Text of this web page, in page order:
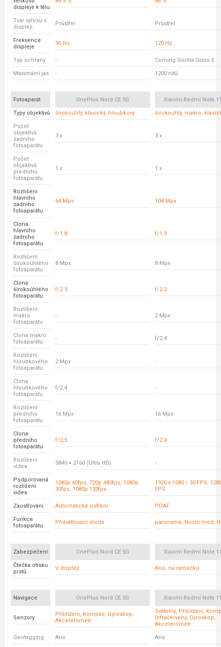
displeje k tělu
Tvar výřezu v
displeji
Průstřel Průstřel
Frekvence
displeje
90 Hz 120 Hz
Typ ochrany - Corning Gorilla Glass 5
Maximální jas - 1200 nitů
Fotoaparát OnePlus Nord CE 5G Xiaomi Redmi Note
Typy objektivů širokoúhlý, klasický, hloubkový širokoúhlý, makro,
Počet
objektivů
zadního
fotoaparátu
3 x 3 x
Počet
objektivů
předního
fotoaparátu
1 x 1 x
Rozlišení
hlavního
zadního
fotoaparátu
64 Mpx 108 Mpx
Clona
hlavního
zadního
fotoaparátu
f/1.8 f/1.9
Rozlišení
širokoúhlého
fotoaparátu
8 Mpx 8 Mpx
Clona
širokoúhlého
fotoaparátu
f/2.3 f/2.2
Rozlišení
makro
fotoaparátu
- 2 Mpx
Clona makro
fotoaparátu
- f/2.4
Rozlišení
hloubkového
fotoaparátu
2 Mpx -
Clona
hloubkového
fotoaparátu
f/2.4 -
Rozlišení
předního
fotoaparátu
16 Mpx 16 Mpx
Clona
předního
fotoaparátu
f/2,5 f/2.4
Rozlišení
videa
3840 × 2160 (Ultra HD) -
Podporovaná
rozlišení
videa
1080p 60fps, 720p 480fps, 1080p
30fps, 1080p 120fps
1920 x 1080 / 30 FPS,
FPS
Zaostřování Automatické ostření PDAF
Funkce
fotoaparátu
Přisvětlovací dioda panorama, Noční mód,
Zabezpečení OnePlus Nord CE 5G Xiaomi Redmi Note
Čtečka otisku
prstů
V displeji Ano, na rámečku
Navigace OnePlus Nord CE 5G Xiaomi Redmi Note
Senzory
Přiblížení, Kompas, Gyroskop,
Akcelerometr
Světelný, Přiblížení,
Infračervený, Gyroskop,
Akcelerometr
Geotagging Ano Ano